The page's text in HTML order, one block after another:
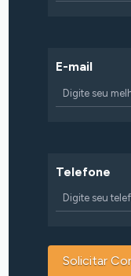
E-mail
Telefone